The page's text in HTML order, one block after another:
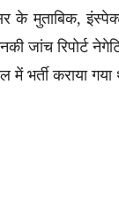
मुताबिक,
जांच रिपोर्ट
में भर्ती कराया